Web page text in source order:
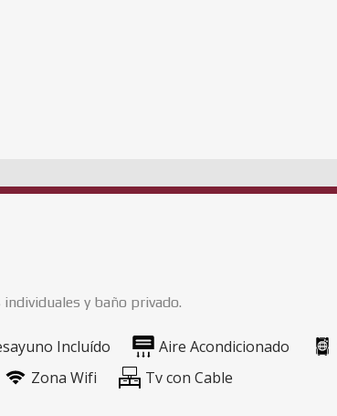
y baño privado.
Incluído Aire Acondicionado
Zona Wifi Tv con Cable